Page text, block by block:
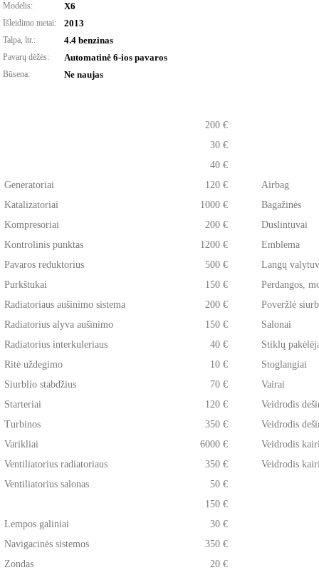
Modelis: X6
Išleidimo metai: 2013
Talpa, ltr.: 4.4 benzinas
Pavarų dėžės: Automatinė 6-ios pavaros
Būsena: Ne naujas
200 €
30 €
40 €
Generatoriai
120 €
Katalizatoriai
1000 €
Kompresoriai
200 €
Kontrolinis punktas
1200 €
Pavaros reduktorius
500 €
Purkštukai
150 €
Radiatoriaus aušinimo sistema
200 €
Radiatorius alyva aušinimo
150 €
Radiatorius interkuleriaus
40 €
Ritė uždegimo
10 €
Siurblio stabdžius
70 €
Starteriai
120 €
Turbinos
350 €
Varikliai
6000 €
Ventiliatorius radiatoriaus
350 €
Ventiliatorius salonas
50 €
150 €
Lempos galiniai
30 €
Navigacinės sistemos
350 €
Zondas
20 €
Airbag
Bagažinės
Duslintuvai
Emblema
Langų
Perdangos,
Poveržlė
Salonai
Stiklų
Stoglangiai
Vairai
Veidrodis
Veidrodis
Veidrodis
Veidrodis